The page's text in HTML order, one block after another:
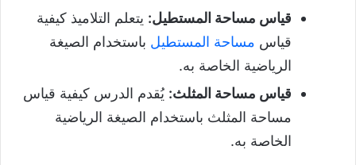
قياس مساحة المستطيل: يتعلم التلاميذ كيفية
قياس مساحة المستطيل باستخدام الصيغة
الرياضية الخاصة به.
قياس مساحة المثلث: يُقدم الدرس كيفية قياس
مساحة المثلث باستخدام الصيغة الرياضية
الخاصة به.